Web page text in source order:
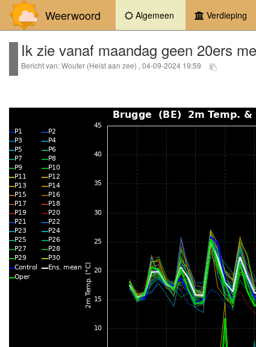
Weerwoord Algemeen (current)Verdieping
Ik zie vanaf maandag geen 20ers
Bericht van: Wouter (Heist aan zee) , 04-09-2024 19:59